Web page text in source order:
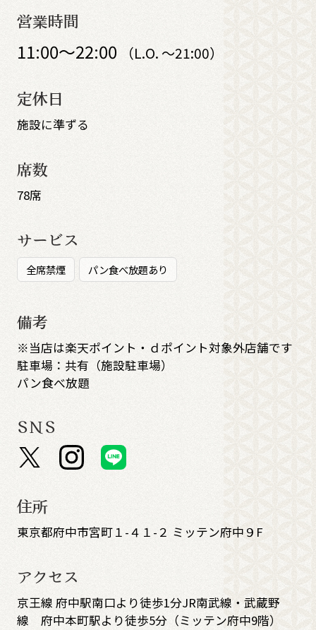
営業時間
11:00～22:00 （L.O. ～21:00）
定休日
施設に準ずる
席数
78席
サービス
全席禁煙 パン食べ放題あり
備考
※当店は楽天ポイント・ｄポイント対象外店舗です
駐車場：共有（施設駐車場）
パン食べ放題
SNS
住所
東京都府中市宮町１-４１-２ ミッテン府中９F
アクセス
京王線 府中駅南口より徒歩1分JR南武線・武蔵野
線 府中本町駅より徒歩5分（ミッテン府中9階）